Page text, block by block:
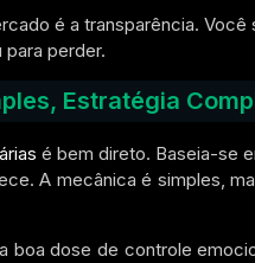
é a transparência.
perder.
Estratégia
é bem direto. Baseia-se
A mecânica é simples,
dose de controle